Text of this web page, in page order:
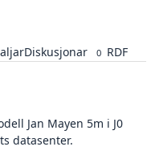
Diskusjonar 0 RDF
Jan Mayen 5m i J0
datasenter.